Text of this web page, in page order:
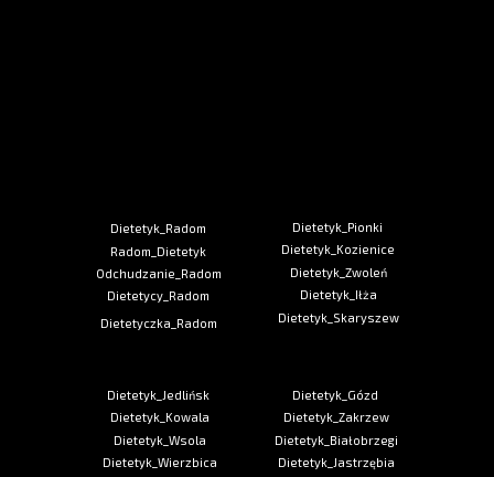
Dietetyk_Jastrzębia
Dietetyk_Białobrzegi
Dietetyk_Zakrzew
Dietetyk_Gózd
Dietetyk_Wierzbica
Dietetyk_Wsola
Dietetyk_Kowala
Dietetyk_Jedlińsk
Dietetyk_Skaryszew
Dietetyk_Iłża
Dietetyk_Zwoleń
Dietetyk_Kozienice
Dietetyk_Pionki
Dietetyczka_Radom
Dietetycy_Radom
Odchudzanie_Radom
Radom_Dietetyk
Dietetyk_Radom